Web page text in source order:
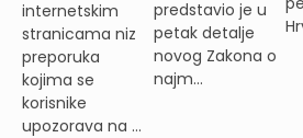
internetskim
stranicama niz
preporuka
kojima se
korisnike
upozorava na ...
predstavio je u
petak detalje
novog Zakona o
najm...